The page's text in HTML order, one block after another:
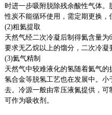
时进一步吸附脱除残余酸性气体
性炭不能循环使用，需定期更换，
(2)粗氦提取
天然气经二次冷凝后制得氦含量
要求无乙烷以上的馏分，二次冷凝
(3)氦气精制
天然气中较难液化的氢随着氦气
氢合金等脱氢工艺也在发展中。
去。冷源一般由常压液氮提供，
可作为吸收剂。